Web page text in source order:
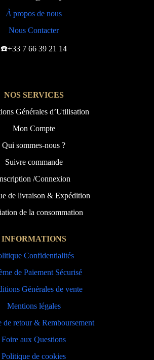
À propos de nous
Nous Contacter
☎️+33 7 66 39 21 14
NOS SERVICES
Générales d’Utilisation
Mon Compte
Qui sommes-nous ?
Suivre commande
/Connexion
de livraison & Expédition
de la consommation
INFORMATIONS
Confidentialités
de Paiement Sécurisé
Générales de vente
Mentions légales
de retour & Remboursement
Foire aux Questions
Politique de cookies